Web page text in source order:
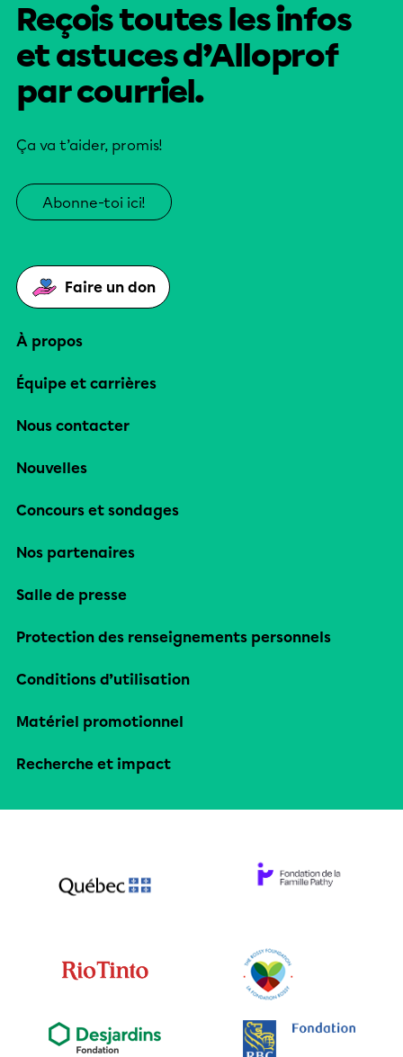
Reçois toutes les infos
et astuces d’Alloprof
par courriel.
Ça va t’aider, promis!
Abonne-toi ici!
Faire un don
À propos
Équipe et carrières
Nous contacter
Nouvelles
Concours et sondages
Nos partenaires
Salle de presse
Protection des renseignements personnels
Conditions d’utilisation
Matériel promotionnel
Recherche et impact